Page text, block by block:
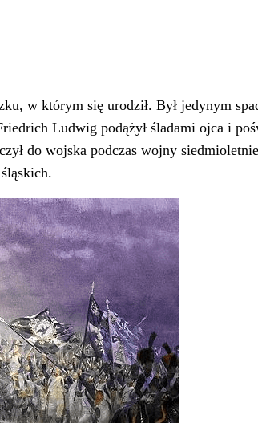
w którym się urodził. Był jedynym
Ludwig podążył śladami ojca i
do wojska podczas wojny